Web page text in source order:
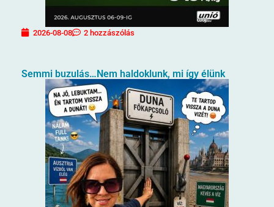
2026-08-08 2 hozzászólás
Semmi buzulás…Nem haldoklunk, mi így élünk